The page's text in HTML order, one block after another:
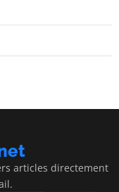
articles directement